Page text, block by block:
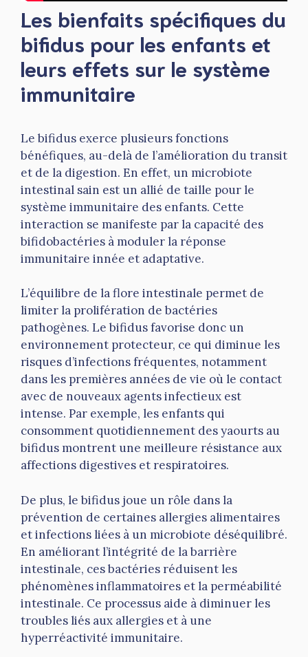
Les bienfaits spécifiques du
bifidus pour les enfants et
leurs effets sur le système
immunitaire
Le bifidus exerce plusieurs fonctions
bénéfiques, au-delà de l’amélioration du transit
et de la digestion. En effet, un microbiote
intestinal sain est un allié de taille pour le
système immunitaire des enfants. Cette
interaction se manifeste par la capacité des
bifidobactéries à moduler la réponse
immunitaire innée et adaptative.
L’équilibre de la flore intestinale permet de
limiter la prolifération de bactéries
pathogènes. Le bifidus favorise donc un
environnement protecteur, ce qui diminue les
risques d’infections fréquentes, notamment
dans les premières années de vie où le contact
avec de nouveaux agents infectieux est
intense. Par exemple, les enfants qui
consomment quotidiennement des yaourts au
bifidus montrent une meilleure résistance aux
affections digestives et respiratoires.
De plus, le bifidus joue un rôle dans la
prévention de certaines allergies alimentaires
et infections liées à un microbiote déséquilibré.
En améliorant l’intégrité de la barrière
intestinale, ces bactéries réduisent les
phénomènes inflammatoires et la perméabilité
intestinale. Ce processus aide à diminuer les
troubles liés aux allergies et à une
hyperréactivité immunitaire.